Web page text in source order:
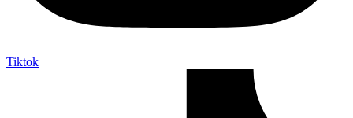
Tiktok